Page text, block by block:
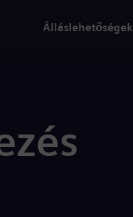
Álláslehetőségek